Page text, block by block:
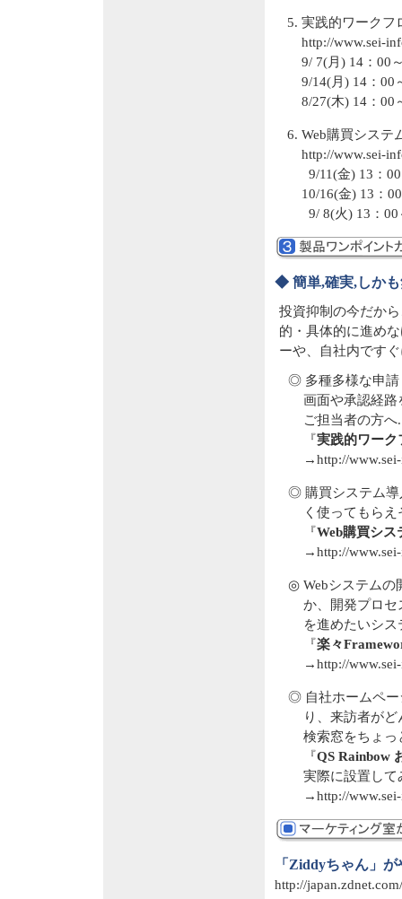
実践的ワークフ
http://www.sei-
9/ 7(月) 14：00
9/14(月) 14：
8/27(木) 14：
Web購買システ
http://www.sei-
9/11(金) 13：
10/16(金) 13：
9/ 8(火) 13：
◆ 簡単,確実,しかも
投資抑制の今だか
的・具体的に進め
ーや、自社内です
◎ 多種多様な申請
画面や承認経路
ご担当者の方へ
『実践的ワーク
→http://
◎ 購買システム導
く使ってもら
『Web購買シス
→http://
◎ Webシステムの
か、開発プロセ
を進めたいシ
『楽々
→http://
◎ 自社ホームペー
り、来訪者が
検索窓をちょっ
『QS Rainbow
実際に設置して
→http://
「Ziddyちゃん」
http://